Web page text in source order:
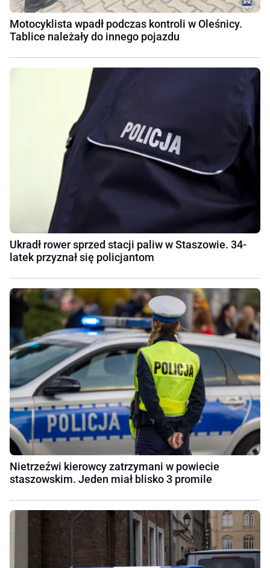
Motocyklista wpadł podczas kontroli w Oleśnicy.
Tablice należały do innego pojazdu
Ukradł rower sprzed stacji paliw w Staszowie. 34-
latek przyznał się policjantom
Nietrzeźwi kierowcy zatrzymani w powiecie
staszowskim. Jeden miał blisko 3 promile